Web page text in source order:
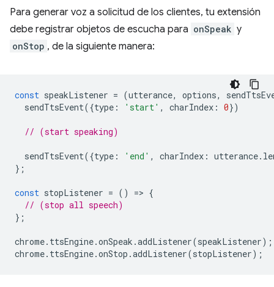
Para generar voz a solicitud de los clientes, tu extensión
debe registrar objetos de escucha para onSpeak y
onStop , de la siguiente manera:
const speakListener = (utterance, options,
sendTtsEvent({type : 'start' , charIndex : 0})
// (start speaking)
sendTtsEvent({type : 'end' , charIndex : utterance.
};
const stopListener = () => {
// (stop all speech)
};
chrome. ttsEngine.onSpeak .addListener(speakListener);
chrome. ttsEngine.onStop .addListener(stopListener);